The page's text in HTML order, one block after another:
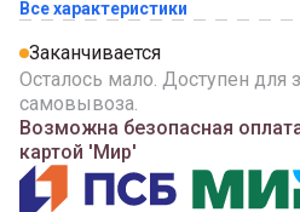
Все характеристики
Заканчивается
Осталось мало. Доступен для
самовывоза.
Возможна безопасная
картой 'Мир'